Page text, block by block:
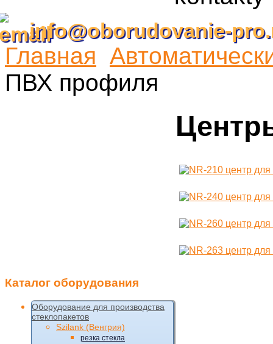
info@oborudovanie-
Главная
ПВХ профиля
Каталог оборудования
Оборудование для производства
стеклопакетов
Szilank (Венгрия)
резка стекла